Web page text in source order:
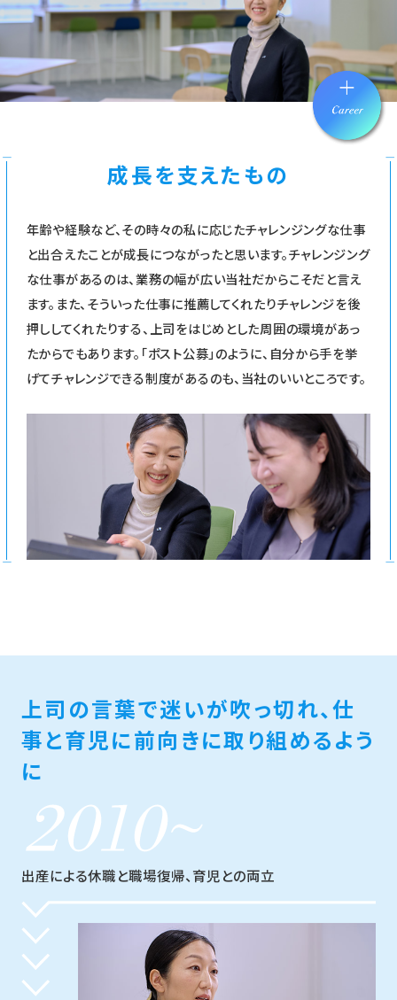
成長を支えたもの
年齢や経験など、その時々の私に応じたチャレンジングな仕事
と出合えたことが成長につながったと思います。チャレンジング
な仕事があるのは、業務の幅が広い当社だからこそだと言え
ます。また、そういった仕事に推薦してくれたりチャレンジを後
押ししてくれたりする、上司をはじめとした周囲の環境があっ
たからでもあります。「ポスト公募」のように、自分から手を挙
げてチャレンジできる制度があるのも、当社のいいところです。
上司の言葉で迷いが吹っ切れ、仕
事と育児に前向きに取り組めるよう
に
出産による休職と職場復帰、育児との両立